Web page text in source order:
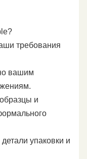
требования
вашим
и
упаковки и